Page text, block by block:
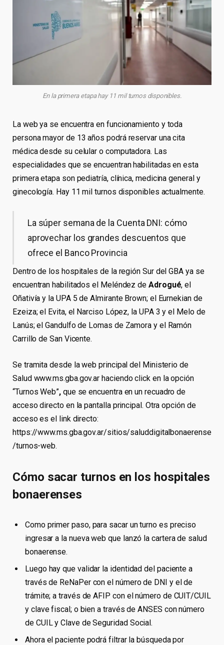
En la primera etapa hay 11 mil turnos disponibles.
La web ya se encuentra en funcionamiento y toda
persona mayor de 13 años podrá reservar una cita
médica desde su celular o computadora. Las
especialidades que se encuentran habilitadas en esta
primera etapa son pediatría, clínica, medicina general y
ginecología. Hay 11 mil turnos disponibles actualmente.
La súper semana de la Cuenta DNI: cómo
aprovechar los grandes descuentos que
ofrece el Banco Provincia
Dentro de los hospitales de la región Sur del GBA ya se
encuentran habilitados el Meléndez de Adrogué, el
Oñativía y la UPA 5 de Almirante Brown; el Eurnekian de
Ezeiza; el Evita, el Narciso López, la UPA 3 y el Melo de
Lanús; el Gandulfo de Lomas de Zamora y el Ramón
Carrillo de San Vicente.
Se tramita desde la web principal del Ministerio de
Salud www.ms.gba.gov.ar haciendo click en la opción
“Turnos Web”, que se encuentra en un recuadro de
acceso directo en la pantalla principal. Otra opción de
acceso es el link directo:
https://www.ms.gba.gov.ar/sitios/saluddigitalbonaerense
/turnos-web.
Cómo sacar turnos en los hospitales
bonaerenses
Como primer paso, para sacar un turno es preciso
ingresar a la nueva web que lanzó la cartera de salud
bonaerense.
Luego hay que validar la identidad del paciente a
través de ReNaPer con el número de DNI y el de
trámite; a través de AFIP con el número de CUIT/CUIL
y clave fiscal; o bien a través de ANSES con número
de CUIL y Clave de Seguridad Social.
Ahora el paciente podrá filtrar la búsqueda por